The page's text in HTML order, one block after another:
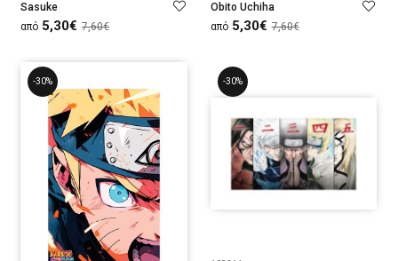
Sasuke
από 5,30€ 7,60€
Obito Uchiha
από 5,30€ 7,60€
-30% -30%